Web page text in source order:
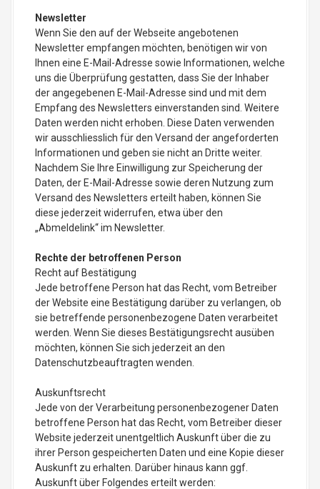
Newsletter
Wenn Sie den auf der Webseite angebotenen
Newsletter empfangen möchten, benötigen wir von
Ihnen eine E-Mail-Adresse sowie Informationen, welche
uns die Überprüfung gestatten, dass Sie der Inhaber
der angegebenen E-Mail-Adresse sind und mit dem
Empfang des Newsletters einverstanden sind. Weitere
Daten werden nicht erhoben. Diese Daten verwenden
wir ausschliesslich für den Versand der angeforderten
Informationen und geben sie nicht an Dritte weiter.
Nachdem Sie Ihre Einwilligung zur Speicherung der
Daten, der E-Mail-Adresse sowie deren Nutzung zum
Versand des Newsletters erteilt haben, können Sie
diese jederzeit widerrufen, etwa über den
„Abmeldelink“ im Newsletter.
Rechte der betroffenen Person
Recht auf Bestätigung
Jede betroffene Person hat das Recht, vom Betreiber
der Website eine Bestätigung darüber zu verlangen, ob
sie betreffende personenbezogene Daten verarbeitet
werden. Wenn Sie dieses Bestätigungsrecht ausüben
möchten, können Sie sich jederzeit an den
Datenschutzbeauftragten wenden.
Auskunftsrecht
Jede von der Verarbeitung personenbezogener Daten
betroffene Person hat das Recht, vom Betreiber dieser
Website jederzeit unentgeltlich Auskunft über die zu
ihrer Person gespeicherten Daten und eine Kopie dieser
Auskunft zu erhalten. Darüber hinaus kann ggf.
Auskunft über Folgendes erteilt werden: